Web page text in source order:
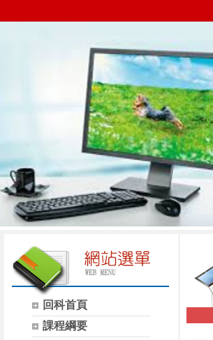
回科首頁
課程綱要